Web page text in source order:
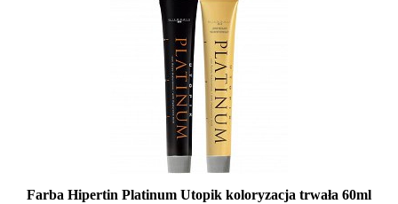
Farba Hipertin Platinum Utopik koloryzacja trwała 60ml